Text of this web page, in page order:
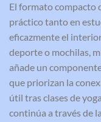
El formato compacto
práctico tanto en
eficazmente el
deporte o mochilas,
añade un
que priorizan la
útil tras clases de
continúa a través de